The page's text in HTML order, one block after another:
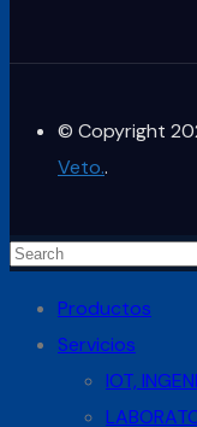
© Copyright
Veto..
Productos
Servicios
IOT,